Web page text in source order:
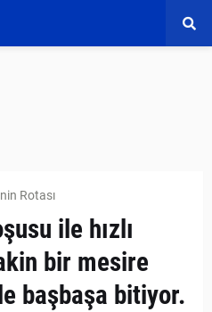
Rotası
ile hızlı
bir mesire
başbaşa bitiyor.